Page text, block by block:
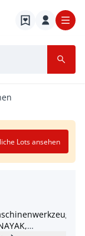
Lots ansehen